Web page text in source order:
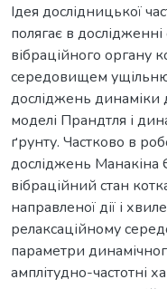
Ідея дослідницької
полягає в
вібраційного органу
середовищем
досліджень динаміки
моделі Прандтля і
ґрунту. Частково в
досліджень Манакіна
вібраційний стан
направленої дії і
релаксаційному
параметри
амплітудно-частотні